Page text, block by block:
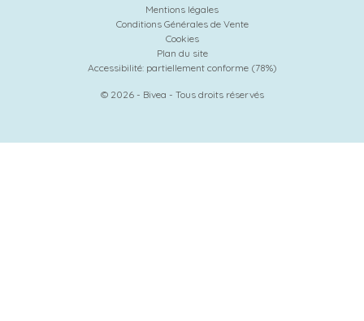
Mentions légales
Conditions Générales de Vente
Cookies
Plan du site
Accessibilité: partiellement conforme (78%)
© 2026 - Bivea - Tous droits réservés